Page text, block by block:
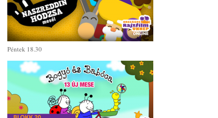
Péntek 18.30